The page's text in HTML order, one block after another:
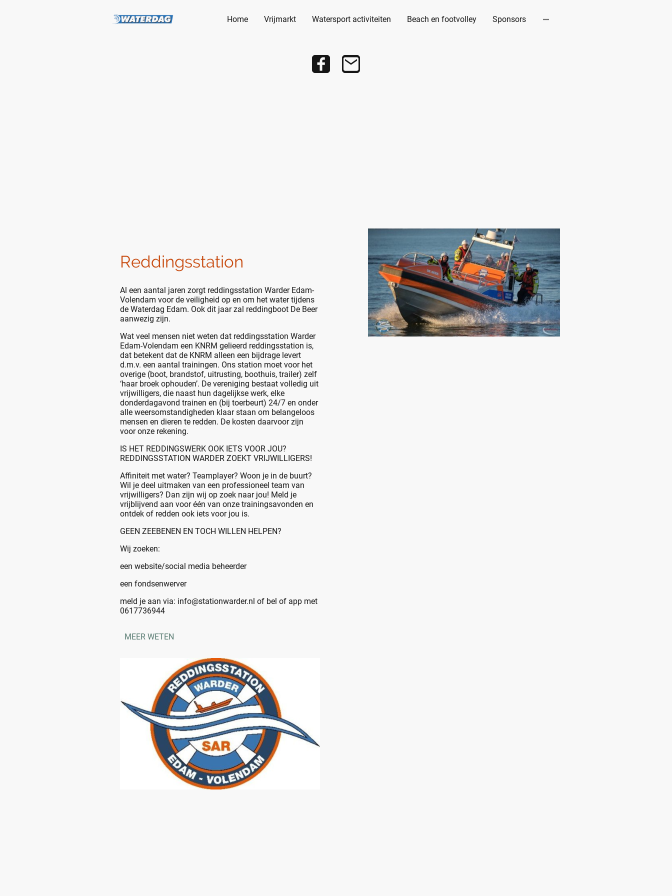
Home Vrijmarkt Watersport activiteiten Beach en footvolley Sponsors
Reddingsstation
Al een aantal jaren zorgt reddingsstation Warder Edam-
Volendam voor de veiligheid op en om het water tijdens
de Waterdag Edam. Ook dit jaar zal reddingboot De Beer
aanwezig zijn.
Wat veel mensen niet weten dat reddingsstation Warder
Edam-Volendam een KNRM gelieerd reddingsstation is,
dat betekent dat de KNRM alleen een bijdrage levert
d.m.v. een aantal trainingen. Ons station moet voor het
overige (boot, brandstof, uitrusting, boothuis, trailer) zelf
‘haar broek ophouden’. De vereniging bestaat volledig uit
vrijwilligers, die naast hun dagelijkse werk, elke
donderdagavond trainen en (bij toerbeurt) 24/7 en onder
alle weersomstandigheden klaar staan om belangeloos
mensen en dieren te redden. De kosten daarvoor zijn
voor onze rekening.
IS HET REDDINGSWERK OOK IETS VOOR JOU?
REDDINGSSTATION WARDER ZOEKT VRIJWILLIGERS!
Affiniteit met water? Teamplayer? Woon je in de buurt?
Wil je deel uitmaken van een professioneel team van
vrijwilligers? Dan zijn wij op zoek naar jou! Meld je
vrijblijvend aan voor één van onze trainingsavonden en
ontdek of redden ook iets voor jou is.
GEEN ZEEBENEN EN TOCH WILLEN HELPEN?
Wij zoeken:
een website/social media beheerder
een fondsenwerver
meld je aan via: info@stationwarder.nl of bel of app met
0617736944
MEER WETEN